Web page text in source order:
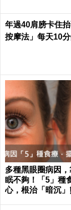
年過40肩膀卡住
按摩法」每天10
多種黑眼圈病因
眠不夠！「5」種
心，根治「暗沉